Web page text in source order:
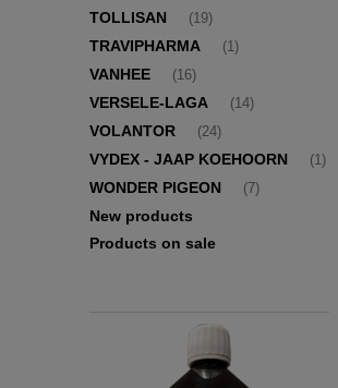
TOLLISAN (19)
TRAVIPHARMA (1)
VANHEE (16)
VERSELE-LAGA (14)
VOLANTOR (24)
VYDEX - JAAP KOEHOORN (1)
WONDER PIGEON (7)
New products
Products on sale